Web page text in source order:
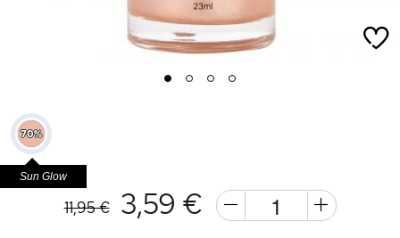
1 2 3 4
11,95 € 3,59 €
Sun Glow